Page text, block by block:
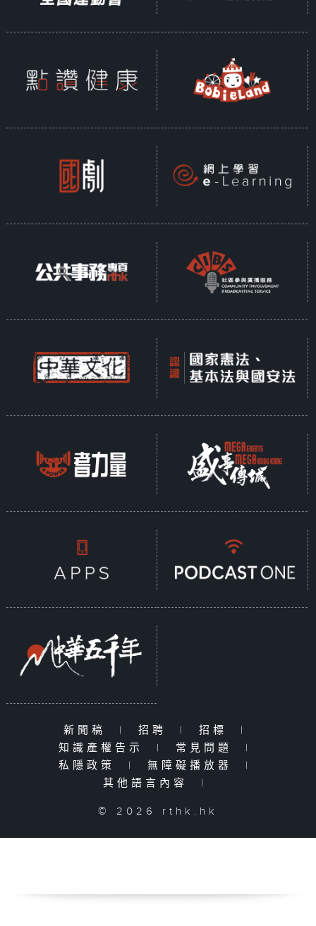
新聞稿 | 招聘 | 招標
|
知識產權告示
| 常見問題
|
私隱政策
| 無障礙播放器
|
其他語言內容
|
© 2026 rthk.hk